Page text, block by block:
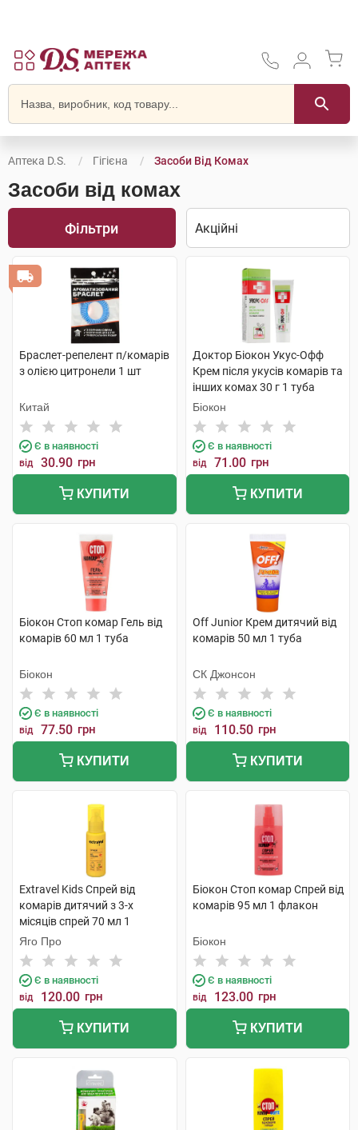
Аптека D.S. Гігієна Засоби Від Комах
Засоби від комах
Фільтри
Браслет-репелент п/комарів
з олією цитронели 1 шт
Китай
Є в наявності
від 30.90 грн
КУПИТИ
Доктор Біокон Укус-Офф
Крем після укусів комарів та
інших комах 30 г 1 туба
Біокон
Є в наявності
від 71.00 грн
КУПИТИ
Біокон Стоп комар Гель від
комарів 60 мл 1 туба
Біокон
Є в наявності
від 77.50 грн
КУПИТИ
Off Junior Крем дитячий від
комарів 50 мл 1 туба
СК Джонсон
Є в наявності
від 110.50 грн
КУПИТИ
Extravel Kids Спрей від
комарів дитячий з 3-х
місяців спрей 70 мл 1
флакон
Яго Про
Є в наявності
від 120.00 грн
КУПИТИ
Біокон Стоп комар Спрей від
комарів 95 мл 1 флакон
Біокон
Є в наявності
від 123.00 грн
КУПИТИ